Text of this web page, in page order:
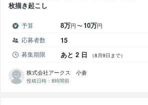
枚描き起こし
予算 8万円〜10万円
応募者数 15
募集期限 あと 2 日 （8月9日まで）
株式会社アークス 小倉
投稿日時： 8時間前